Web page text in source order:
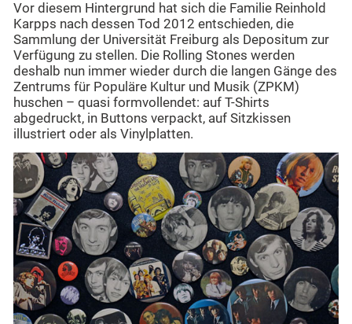
Vor diesem Hintergrund hat sich die Familie Reinhold
Karpps nach dessen Tod 2012 entschieden, die
Sammlung der Universität Freiburg als Depositum zur
Verfügung zu stellen. Die Rolling Stones werden
deshalb nun immer wieder durch die langen Gänge des
Zentrums für Populäre Kultur und Musik (ZPKM)
huschen – quasi formvollendet: auf T-Shirts
abgedruckt, in Buttons verpackt, auf Sitzkissen
illustriert oder als Vinylplatten.